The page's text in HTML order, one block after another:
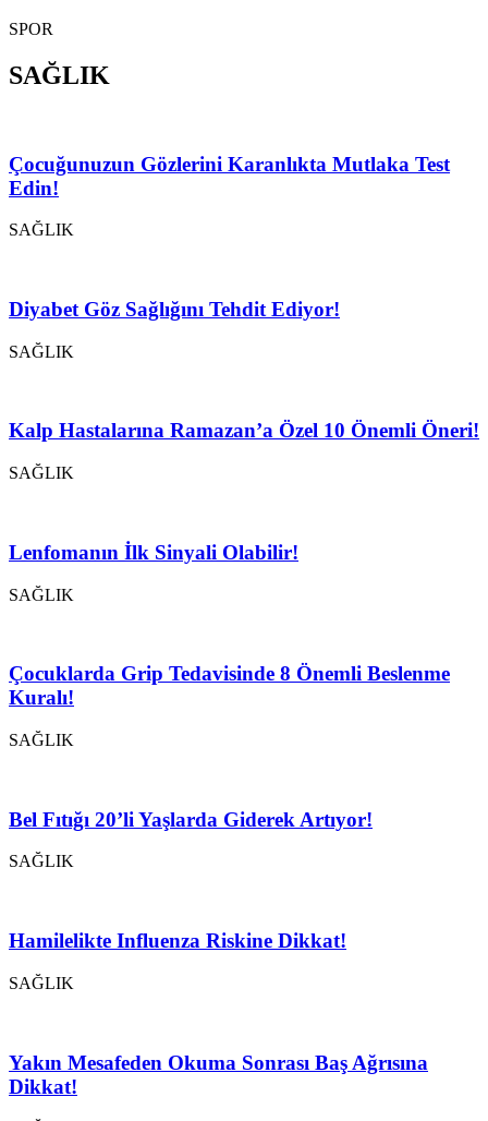
SPOR
SAĞLIK
Çocuğunuzun Gözlerini Karanlıkta Mutlaka Test
Edin!
SAĞLIK
Diyabet Göz Sağlığını Tehdit Ediyor!
SAĞLIK
Kalp Hastalarına Ramazan’a Özel 10 Önemli Öneri!
SAĞLIK
Lenfomanın İlk Sinyali Olabilir!
SAĞLIK
Çocuklarda Grip Tedavisinde 8 Önemli Beslenme
Kuralı!
SAĞLIK
Bel Fıtığı 20’li Yaşlarda Giderek Artıyor!
SAĞLIK
Hamilelikte Influenza Riskine Dikkat!
SAĞLIK
Yakın Mesafeden Okuma Sonrası Baş Ağrısına
Dikkat!